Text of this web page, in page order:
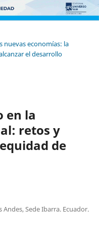
nuevas economías: la
el desarrollo
en la
retos y
de
Sede Ibarra. Ecuador.